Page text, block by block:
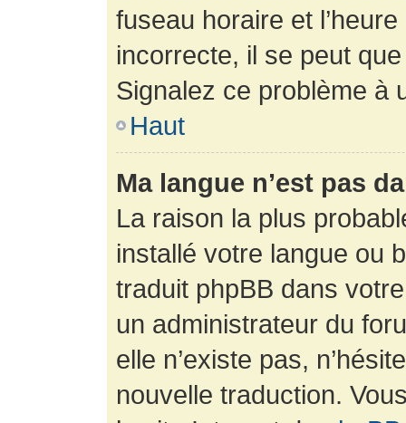
fuseau horaire et
incorrecte, il se peut
Signalez ce problème à
Haut
Ma langue n’est pas
La raison la plus
installé votre langue ou
traduit phpBB dans
un administrateur du
elle n’existe pas,
nouvelle traduction.